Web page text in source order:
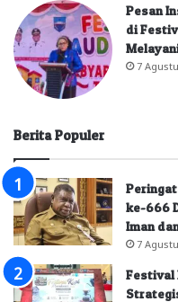
Pesan
di
7
Berita Populer
ke-666
Iman
7
Festival